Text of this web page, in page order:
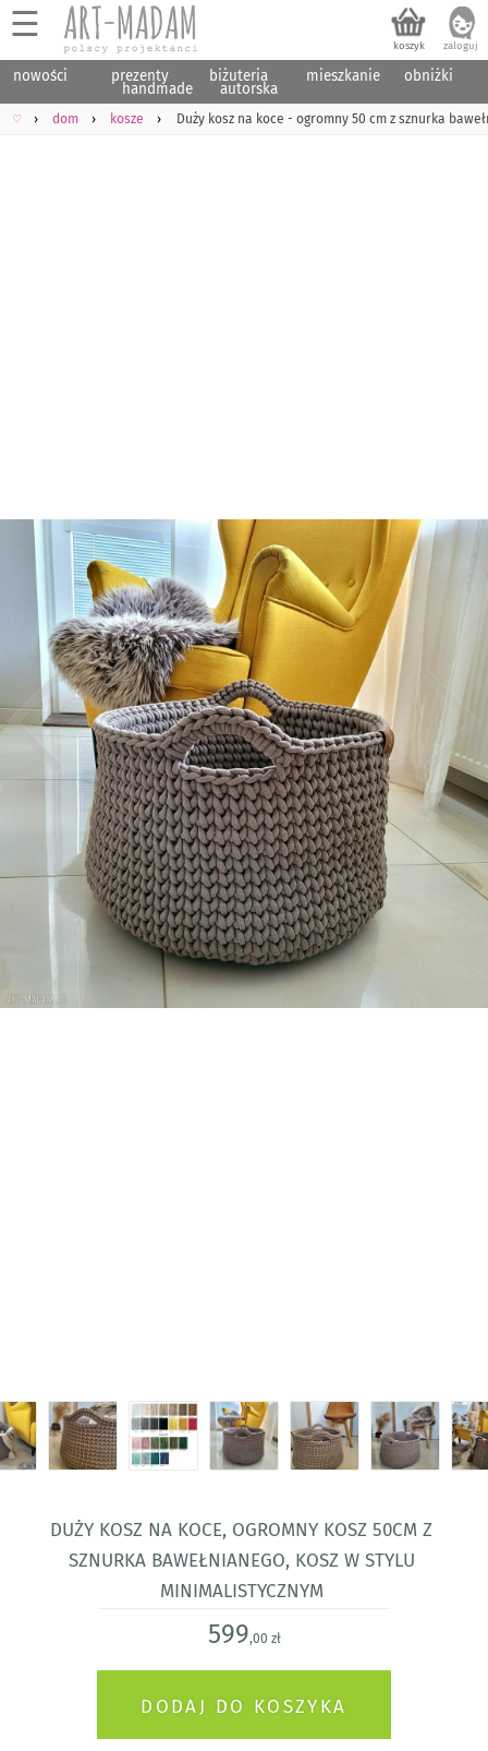
☰
nowości prezenty
handmade
biżuteria
autorska
mieszkanie obniżki
♡ dom kosze Duży kosz na koce - ogromny 50 cm z sznurka
duży Kosz na koce, ogromny kosz 50cm z
sznurka bawełnianego, kosz w stylu
minimalistycznym
599,00 zł